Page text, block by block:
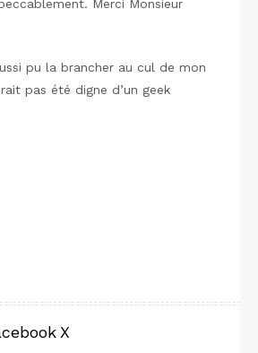
Merci Monsieur
pu la brancher au cul de mon
pas été digne d’un geek
X